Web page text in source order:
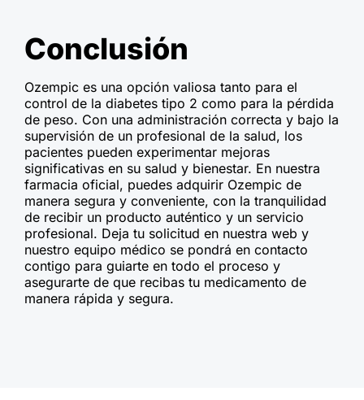
Conclusión
Ozempic es una opción valiosa tanto para el
control de la diabetes tipo 2 como para la pérdida
de peso. Con una administración correcta y bajo la
supervisión de un profesional de la salud, los
pacientes pueden experimentar mejoras
significativas en su salud y bienestar. En nuestra
farmacia oficial, puedes adquirir Ozempic de
manera segura y conveniente, con la tranquilidad
de recibir un producto auténtico y un servicio
profesional. Deja tu solicitud en nuestra web y
nuestro equipo médico se pondrá en contacto
contigo para guiarte en todo el proceso y
asegurarte de que recibas tu medicamento de
manera rápida y segura.